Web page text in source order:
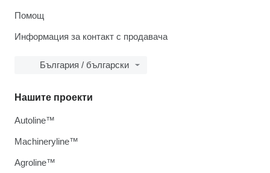
Помощ
Информация за контакт с продавача
България / български
Нашите проекти
Autoline™
Machineryline™
Agroline™